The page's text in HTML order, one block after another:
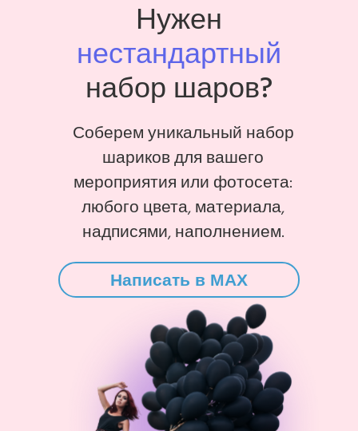
Нужен
нестандартный
набор шаров?
Соберем уникальный набор
шариков для вашего
мероприятия или фотосета:
любого цвета, материала,
надписями, наполнением.
Написать в MAX